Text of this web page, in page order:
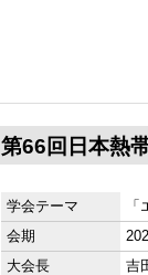
第66回日本熱
学会テーマ
会期
大会長
吉